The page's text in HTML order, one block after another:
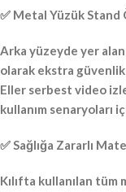
✅ Metal Yüzük Stand
Arka yüzeyde yer
olarak ekstra
Eller serbest video
kullanım senaryoları
✅ Sağlığa Zararlı
Kılıfta kullanılan tüm